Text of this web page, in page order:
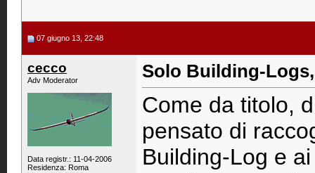
07 giugno 13, 22:48
cecco
Adv Moderator
Data registr.: 11-04-2006
Residenza: Roma
Solo Building-
Come da titolo,
pensato di
Building-Log e